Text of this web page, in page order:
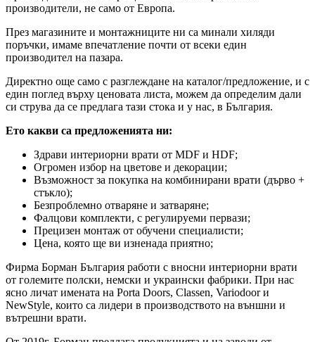
производители, не само от Европа.
През магазините и монтажниците ни са минали хиляди
поръчки, имаме впечатление почти от всеки един
производител на пазара.
Директно още само с разглеждане на каталог/предложение, и с
един поглед върху ценовата листа, можем да определим дали
си струва да се предлага тази стока и у нас, в България.
Ето какви са предложенията ни:
Здрави интериорни врати от MDF и HDF;
Огромен избор на цветове и декорации;
Възможност за покупка на комбинирани врати (дърво +
стъкло);
Безпроблемно отваряне и затваряне;
Фалцови комплекти, с регулируеми первази;
Прецизен монтаж от обучени специалисти;
Цена, която ще ви изненада приятно;
Фирма Борман България работи с вносни интериорни врати
от големите полски, немски и украински фабрики. При нас
ясно личат имената на Porta Doors, Classen, Variodoor и
NewStyle, които са лидери в производството на външни и
вътрешни врати.